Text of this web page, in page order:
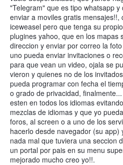
"Telegram" que es tipo whatsapp
enviar a moviles gratis mensajes!!,
iceweasel pero que tenga su
plugines yahoo, que en los mapas
direccion y enviar por correo la
uno pueda enviar invitaciones o
para que vean un video, ojala se
vieron y quienes no de los
pueda programar con fecha el
o grado de privacidad,
esten en todos los idiomas
mezclas de idiomas y que yo
foros, al screen o a uno de los
hacerlo desde navegador (su
nada mal que tuviera una seccion
un portal por pais en su menu
mejorado mucho creo yo!!.